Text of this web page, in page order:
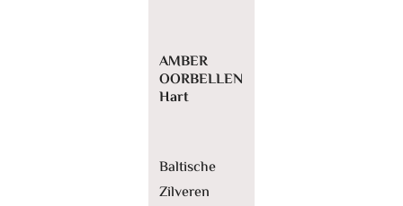
AMBER
OORBELLEN
Hart
Baltische
Zilveren